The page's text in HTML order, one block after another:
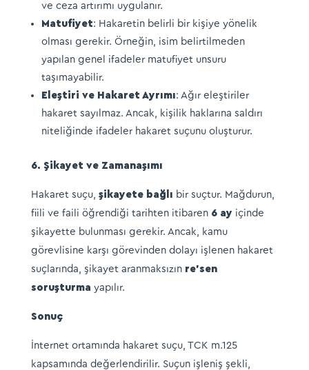
ve ceza artırımı uygulanır.
Matufiyet: Hakaretin belirli bir kişiye yönelik
olması gerekir. Örneğin, isim belirtilmeden
yapılan genel ifadeler matufiyet unsuru
taşımayabilir.​
Eleştiri ve Hakaret Ayrımı: Ağır eleştiriler
hakaret sayılmaz. Ancak, kişilik haklarına saldırı
niteliğinde ifadeler hakaret suçunu oluşturur.​
6. Şikayet ve Zamanaşımı
Hakaret suçu, şikayete bağlı bir suçtur. Mağdurun,
fiili ve faili öğrendiği tarihten itibaren 6 ay içinde
şikayette bulunması gerekir. Ancak, kamu
görevlisine karşı görevinden dolayı işlenen hakaret
suçlarında, şikayet aranmaksızın re’sen
soruşturma yapılır.
Sonuç
İnternet ortamında hakaret suçu, TCK m.125
kapsamında değerlendirilir. Suçun işleniş şekli,